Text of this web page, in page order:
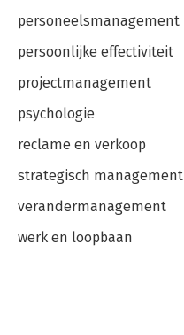
personeelsmanagement
persoonlijke effectiviteit
projectmanagement
psychologie
reclame en verkoop
strategisch management
verandermanagement
werk en loopbaan